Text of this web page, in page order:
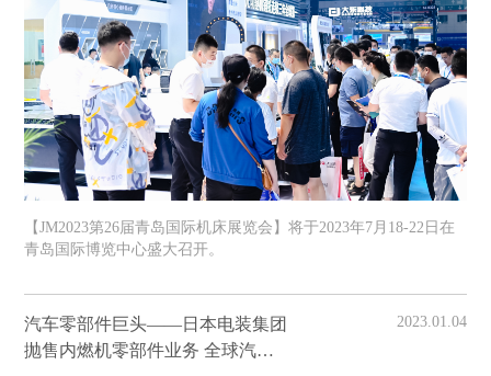
【JM2023第26届青岛国际机床展览会】将于2023年7月18-22日在
青岛国际博览中心盛大召开。
汽车零部件巨头——日本电装集团
抛售内燃机零部件业务 全球汽车
2023.01.04